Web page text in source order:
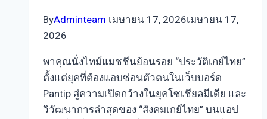
ByAdminteam เมษายน 17, 2026เมษายน 17,
2026
พาคุณนั่งไทม์แมชชีนย้อนรอย “ประวัติเกย์ไทย”
ตั้งแต่ยุคที่ต้องแอบซ่อนตัวตนในเว็บบอร์ด
Pantip สู่ความเปิดกว้างในยุคโซเชียลมีเดีย และ
วิวัฒนาการล่าสุดของ “สังคมเกย์ไทย” บนแอป